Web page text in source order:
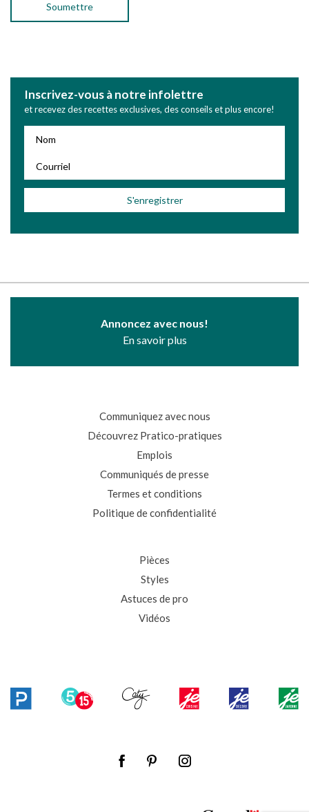
Inscrivez-vous à notre infolettre
et recevez des recettes exclusives, des conseils et plus encore!
Annoncez avec nous!
En savoir plus
Communiquez avec nous
Découvrez Pratico-pratiques
Emplois
Communiqués de presse
Termes et conditions
Politique de confidentialité
Pièces
Styles
Astuces de pro
Vidéos